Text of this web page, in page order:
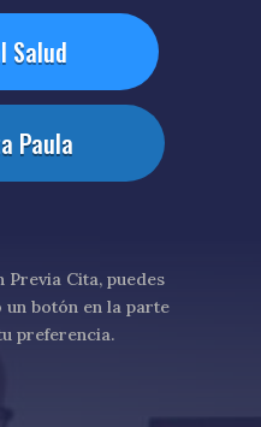
Salud
Paula
Previa Cita, puedes
botón en la parte
preferencia.